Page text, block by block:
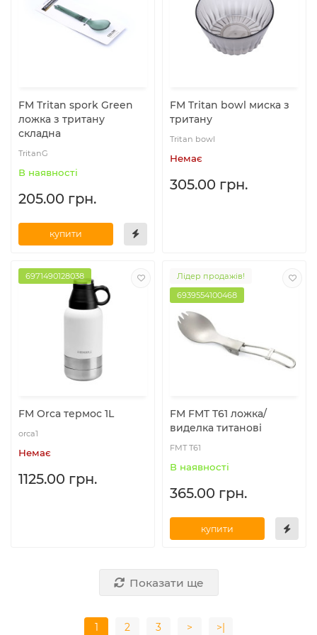
FM Tritan spork Green
ложка з тритану
складна
TritanG
В наявності
205.00 грн.
купити
FM Tritan bowl миска з
тритану
Tritan bowl
Немає
305.00 грн.
6971490128038
FM Orca термос 1L
orca1
Немає
1125.00 грн.
Лідер продажів!
6939554100468
FM FMT T61 ложка/
виделка титанові
FMT T61
В наявності
365.00 грн.
купити
Показати ще
1 2 3 > >|